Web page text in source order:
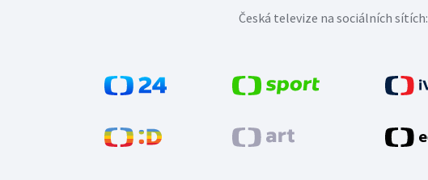
Česká televize na sociálních sítích: